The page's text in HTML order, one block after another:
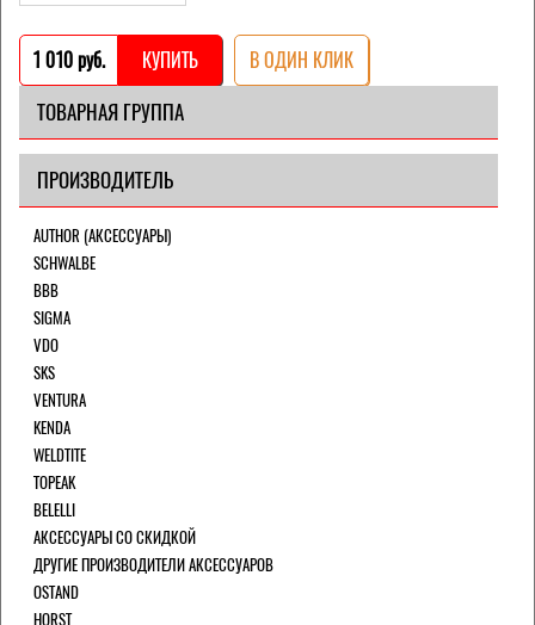
1 010 pуб. КУПИТЬ В ОДИН КЛИК
ТОВАРНАЯ ГРУППА
ПРОИЗВОДИТЕЛЬ
AUTHOR (АКСЕССУАРЫ)
SCHWALBE
BBB
SIGMA
VDO
SKS
VENTURA
KENDA
WELDTITE
TOPEAK
BELELLI
АКСЕССУАРЫ СО СКИДКОЙ
ДРУГИЕ ПРОИЗВОДИТЕЛИ АКСЕССУАРОВ
OSTAND
HORST